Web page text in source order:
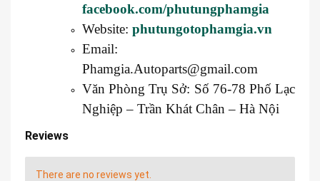
facebook.com/phutungphamgia
Website: phutungotophamgia.vn
Email:
Phamgia.Autoparts@gmail.com
Văn Phòng Trụ Sở: Số 76-78 Phố Lạc
Nghiệp – Trần Khát Chân – Hà Nội
Reviews
There are no reviews yet.